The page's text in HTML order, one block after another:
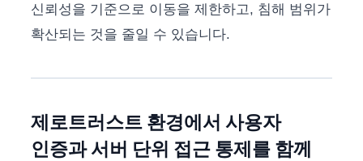
신뢰성을 기준으로 이동을 제한하고, 침해 범위가
확산되는 것을 줄일 수 있습니다.
제로트러스트 환경에서 사용자
인증과 서버 단위 접근 통제를 함께